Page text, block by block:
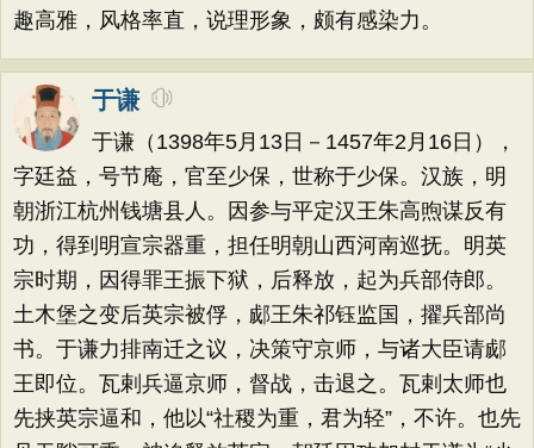
趣高雅，风格率直，说理形象，颇有感染力。
于谦
于谦（1398年5月13日－1457年2月16日），
字廷益，号节庵，官至少保，世称于少保。汉族，明
朝浙江杭州钱塘县人。因参与平定汉王朱高煦谋反有
功，得到明宣宗器重，担任明朝山西河南巡抚。明英
宗时期，因得罪王振下狱，后释放，起为兵部侍郎。
土木堡之变后英宗被俘，郕王朱祁钰监国，擢兵部尚
书。于谦力排南迁之议，决策守京师，与诸大臣请郕
王即位。瓦剌兵逼京师，督战，击退之。瓦剌太师也
先挟英宗逼和，他以“社稷为重，君为轻”，不许。也先